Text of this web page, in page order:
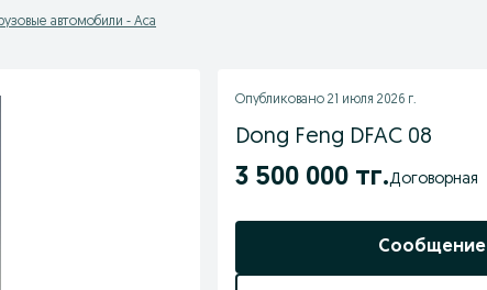
автомобили - Аса
Опубликовано 21 июля 2026 г.
Dong Feng DFAC 08
3 500 000 тг. Договорная
Сообщение